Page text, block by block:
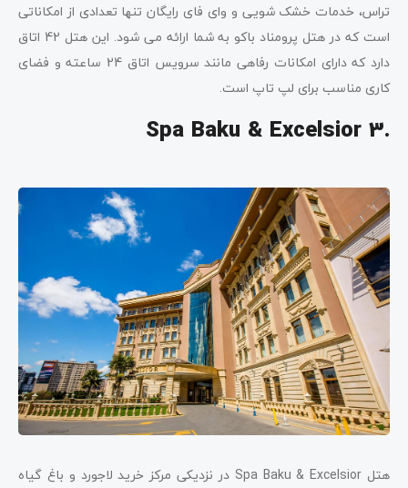
تراس، خدمات خشک شویی و وای فای رایگان تنها تعدادی از امکاناتی
است که در هتل پرومناد باکو به شما ارائه می شود. این هتل 42 اتاق
دارد که دارای امکانات رفاهی مانند سرویس اتاق 24 ساعته و فضای
کاری مناسب برای لپ تاپ است.
.3 Spa Baku & Excelsior
هتل Spa Baku & Excelsior در نزدیکی مرکز خرید لاجورد و باغ گیاه